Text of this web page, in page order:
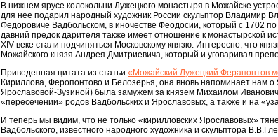
В нижнем ярусе колокольни Лужецкого монастыря в Можайске
для нее подарил народный художник России скульптор Владимир
Федоровиче Вадбольском, в иночестве Феодосии, который с 1702
давний предок дарителя также имеет отношение к монастырской
XIV веке стали подчиняться Московскому князю. Интересно, что
Можайского князя Андрея Дмитриевича, который и уговаривал
Приведенная цитата из статьи «Можайский Лужецкий Ферапонтов
Кириллова, Феропонтово и Белозерья, она вновь напоминает нам
Ярославовой-Зузиной) была замужем за князем Михаилом
«пересечении» родов Вадбольских и Ярославовых, а также и на
И теперь мы видим, что не только «кирилловских Ярославовых»
Вадбольского, известного народного художника и скульптора